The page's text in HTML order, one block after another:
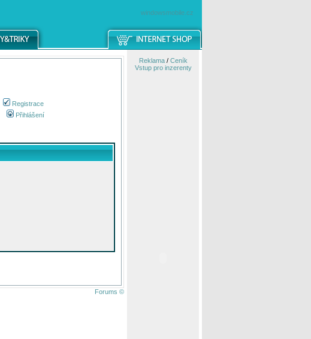
windowsmobile.cz
Registrace
Přihlášení
Forums ©
Reklama/ Ceník
Vstup pro inzerenty